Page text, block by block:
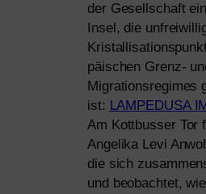
der Gesellschaft
Insel, die
päi­schen Grenz-
Migrationsregimes
ist: LAMPEDUSA
Am Kottbusser Tor
Angelika Levi
die sich
und beob­ach­tet,